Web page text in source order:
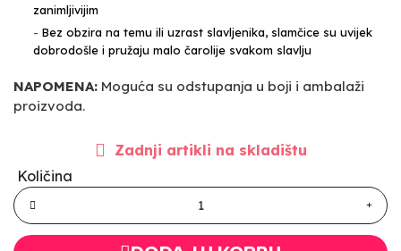
zanimljivijim
- Bez obzira na temu ili uzrast slavljenika, slamčice su uvijek
dobrodošle i pružaju malo čarolije svakom slavlju
NAPOMENA: Moguća su odstupanja u boji i ambalaži
proizvoda.
Zadnji artikli na skladištu
Količina